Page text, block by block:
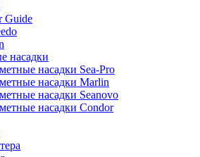
Guide
насадки
насадки Sea-Pro
насадки Marlin
насадки Seanovo
насадки Condor